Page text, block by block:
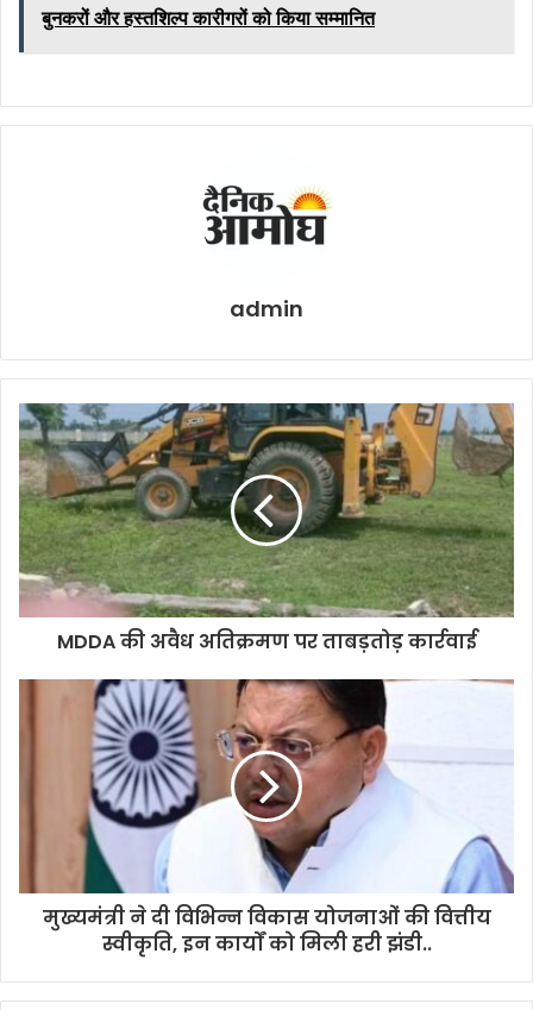
बुनकरों और हस्तशिल्प कारीगरों को किया सम्मानित
admin
MDDA की अवैध अतिक्रमण पर ताबड़तोड़ कार्रवाई
मुख्यमंत्री ने दी विभिन्न विकास योजनाओं की वित्तीय
स्वीकृति, इन कार्यों को मिली हरी झंडी..